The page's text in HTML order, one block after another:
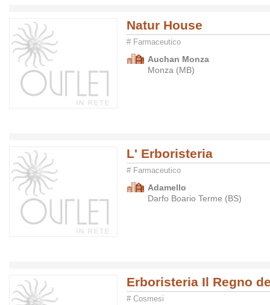
Natur House
# Farmaceutico
Auchan Monza
Monza (MB)
L' Erboristeria
# Farmaceutico
Adamello
Darfo Boario Terme (BS)
Erboristeria Il Regno
# Cosmesi